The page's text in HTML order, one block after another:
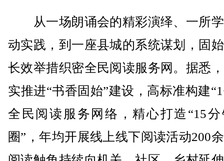
从一场朗诵会的精彩演绎、一所
动实践，到一座县城的系统谋划，固
长效举措织密全民阅读服务网。据悉
实推进“书香固始”建设，高标准构建
全民阅读服务网络，精心打造“15
圈”，年均开展线上线下阅读活动200